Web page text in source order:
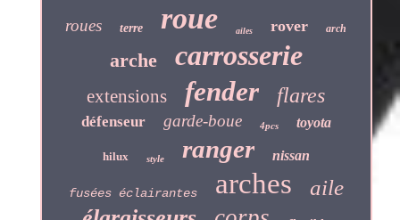
roues terre roue ailes rover arch
arche carrosserie
extensions fender flares
défenseur garde-boue 4pcs toyota
hilux style ranger nissan
fusées éclairantes arches aile